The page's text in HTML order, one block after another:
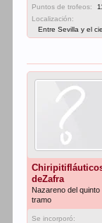
Puntos de trofeos:
Localización:
Entre Sevilla y el
deZafra
Nazareno del quinto
tramo
Se incorporó: